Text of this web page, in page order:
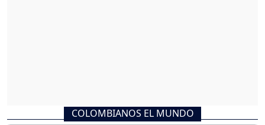
COLOMBIANOS EL MUNDO